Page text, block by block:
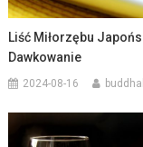
Liść Miłorzębu
Dawkowanie
2024-08-16